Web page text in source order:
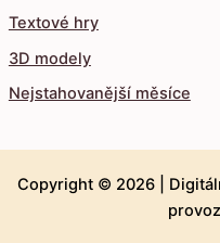
Textové hry
3D modely
Nejstahovanější měsíce
Copyright © 2026 |